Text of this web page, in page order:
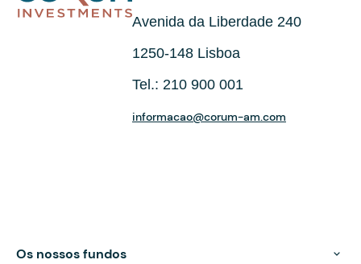
Avenida da Liberdade 240
1250-148 Lisboa
Tel.: 210 900 001
informacao@corum-am.com
Os nossos fundos